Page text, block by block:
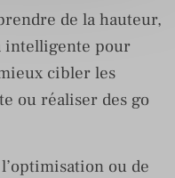
de la hauteur,
intelligente pour
cibler les
ou réaliser des go
ou de